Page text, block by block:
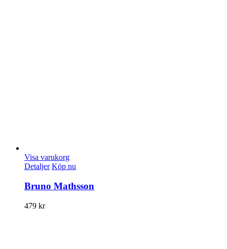
Visa varukorg
Detaljer Köp nu
Bruno Mathsson
479 kr